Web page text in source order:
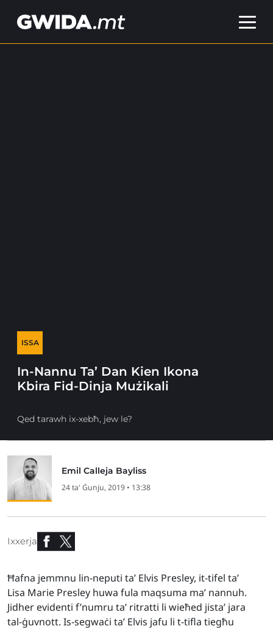
ISSA
In-Nannu Ta’ Dan Kien Ikona
Kbira Fid-Dinja Mużikali
Qed tarawh ix-xebħ, jew le?
Emil Calleja Bayliss
24 ta' Ġunju, 2019 • 13:38
Ixxerja
Ħafna jemmnu lin-neputi ta’ Elvis Presley, it-tifel ta’
Lisa Marie Presley huwa fula maqsuma ma’ nannuh.
Jidher evidenti f’numru ta’ ritratti li wieħed jista’ jara
tal-ġuvnott. Is-segwaċi ta’ Elvis jafu li t-tifla tiegħu